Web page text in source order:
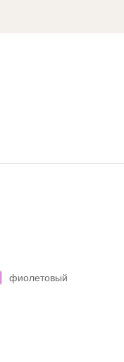
фиолетовый